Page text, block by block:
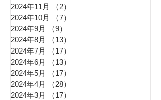
2024年11月
（2）
2024年10月
（7）
2024年9月
（9）
2024年8月
（13）
2024年7月
（17）
2024年6月
（13）
2024年5月
（17）
2024年4月
（28）
2024年3月
（17）